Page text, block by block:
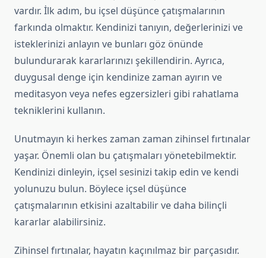
vardır. İlk adım, bu içsel düşünce çatışmalarının
farkında olmaktır. Kendinizi tanıyın, değerlerinizi ve
isteklerinizi anlayın ve bunları göz önünde
bulundurarak kararlarınızı şekillendirin. Ayrıca,
duygusal denge için kendinize zaman ayırın ve
meditasyon veya nefes egzersizleri gibi rahatlama
tekniklerini kullanın.
Unutmayın ki herkes zaman zaman zihinsel fırtınalar
yaşar. Önemli olan bu çatışmaları yönetebilmektir.
Kendinizi dinleyin, içsel sesinizi takip edin ve kendi
yolunuzu bulun. Böylece içsel düşünce
çatışmalarının etkisini azaltabilir ve daha bilinçli
kararlar alabilirsiniz.
Zihinsel fırtınalar, hayatın kaçınılmaz bir parçasıdır.